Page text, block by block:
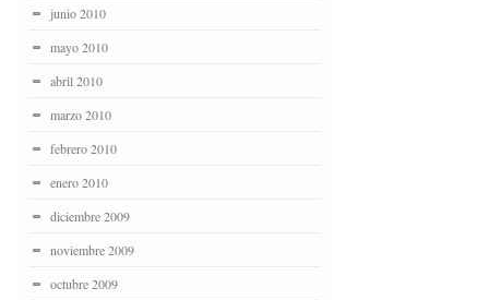
junio 2010
mayo 2010
abril 2010
marzo 2010
febrero 2010
enero 2010
diciembre 2009
noviembre 2009
octubre 2009